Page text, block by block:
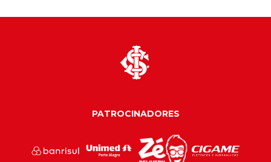
PATROCINADORES